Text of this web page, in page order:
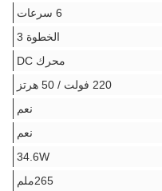
الخطوة 3
محرك DC
220 فولت / 50 هرتز
نعم
نعم
34.6W
265ملم